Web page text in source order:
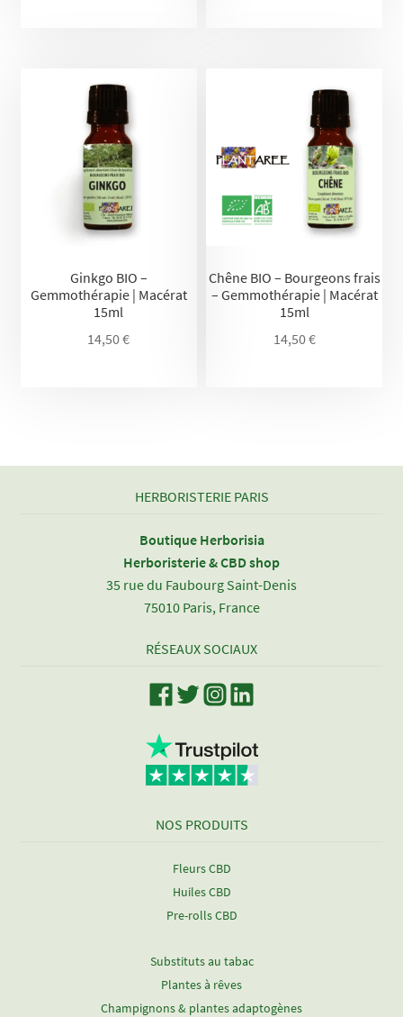
Ginkgo BIO –
Gemmothérapie | Macérat
15ml
14,50€
Chêne BIO – Bourgeons frais
– Gemmothérapie | Macérat
15ml
14,50€
HERBORISTERIE PARIS
Boutique Herborisia
Herboristerie & CBD shop
35 rue du Faubourg Saint-Denis
75010 Paris, France
RÉSEAUX SOCIAUX
NOS PRODUITS
Fleurs CBD
Huiles CBD
Pre-rolls CBD
Substituts au tabac
Plantes à rêves
Champignons & plantes adaptogènes